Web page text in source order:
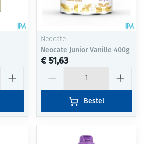
Neocate
Neocate Junior Vanille 400g
€ 51,63
Bestel